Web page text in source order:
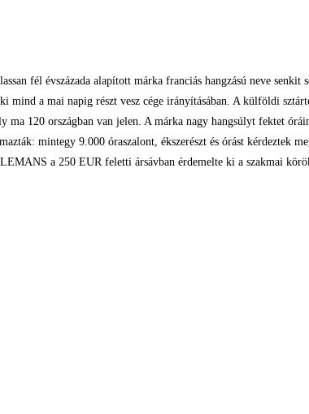
fél évszázada alapított márka franciás hangzású neve senkit
a mai napig részt vesz cége irányításában. A külföldi
120 országban van jelen. A márka nagy hangsúlyt fektet
mintegy 9.000 óraszalont, ékszerészt és órást kérdeztek
a 250 EUR feletti ársávban érdemelte ki a szakmai